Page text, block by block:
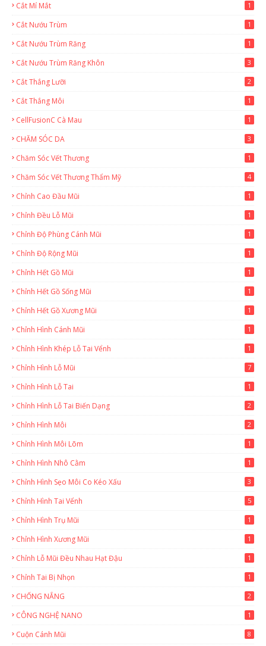
Cắt Mí Mắt 1
Cắt Nướu Trùm 1
Cắt Nướu Trùm Răng 1
Cắt Nướu Trùm Răng Khôn 3
Cắt Thắng Lưỡi 2
Cắt Thắng Môi 1
CellFusionC Cà Mau 1
CHĂM SÓC DA 3
Chăm Sóc Vết Thương 1
Chăm Sóc Vết Thương Thẩm Mỹ 4
Chỉnh Cao Đầu Mũi 1
Chỉnh Đều Lỗ Mũi 1
Chỉnh Độ Phùng Cánh Mũi 1
Chỉnh Độ Rộng Mũi 1
Chỉnh Hết Gồ Mũi 1
Chỉnh Hết Gồ Sống Mũi 1
Chỉnh Hết Gồ Xương Mũi 1
Chỉnh Hình Cánh Mũi 1
Chỉnh Hình Khép Lỗ Tai Vểnh 1
Chỉnh Hình Lỗ Mũi 7
Chỉnh Hình Lỗ Tai 1
Chỉnh Hình Lỗ Tai Biến Dạng 2
Chỉnh Hình Môi 2
Chỉnh Hình Môi Lõm 1
Chỉnh Hình Nhô Cằm 1
Chỉnh Hình Sẹo Môi Co Kéo Xấu 3
Chỉnh Hình Tai Vểnh 5
Chỉnh Hình Trụ Mũi 1
Chỉnh Hình Xương Mũi 1
Chỉnh Lỗ Mũi Đều Nhau Hạt Đậu 1
Chỉnh Tai Bị Nhọn 1
CHỐNG NẮNG 2
CÔNG NGHỆ NANO 1
Cuộn Cánh Mũi 8